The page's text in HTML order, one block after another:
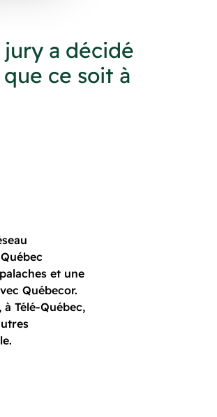
a décidé
ce soit à
et une
Québecor.
Télé-Québec,